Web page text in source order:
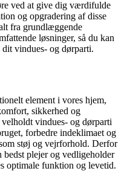
ved at give dig værdifulde
og opgradering af disse
fra grundlæggende
løsninger, så du kan
vindues- og dørparti.
element i vores hjem,
sikkerhed og
vindues- og dørparti
forbedre indeklimaet og
støj og vejrforhold. Derfor
bedst plejer og vedligeholder
optimale funktion og levetid.